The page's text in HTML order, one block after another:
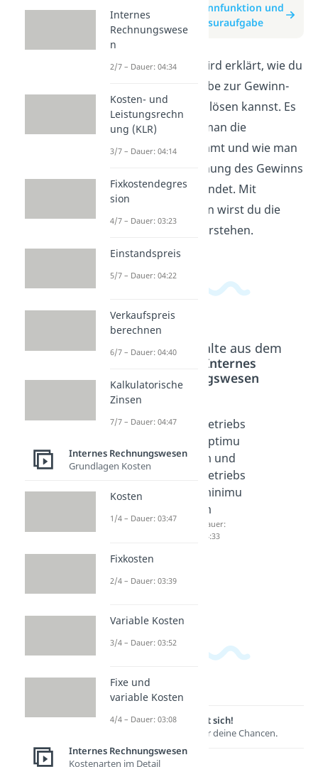
zum Beitrag: Gewinnfunktion und
Erlösfunktion Klausuraufgabe
In diesem Video wird erklärt, wie du
eine Klausuraufgabe zur Gewinn-
und Erlösfunktion lösen kannst. Es
wird gezeigt, wie man die
Funktionen bestimmt und wie man
sie für die Berechnung des Gewinns
und Erlöses verwendet. Mit
einfachen Schritten wirst du die
Aufgabe besser verstehen.
Beliebte Inhalte aus dem
Internes
Rechnungswesen
Kurzfris
Preisunt
e
04:05
Langfris
Preisunt
04:41
Betriebs
optimu
m und
Betriebs
minimu
m
Dauer:
04:33
Lernen lohnt sich!
Entdecke hier deine Chancen.
Internes
Rechnungswese
n
2/7 – Dauer: 04:34
Kosten- und
Leistungsrechn
ung (KLR)
3/7 – Dauer: 04:14
Fixkostendegres
sion
4/7 – Dauer: 03:23
Einstandspreis
5/7 – Dauer: 04:22
Verkaufspreis
berechnen
6/7 – Dauer: 04:40
Kalkulatorische
Zinsen
7/7 – Dauer: 04:47
Internes Rechnungswesen
Grundlagen Kosten
Kosten
1/4 – Dauer: 03:47
Fixkosten
2/4 – Dauer: 03:39
Variable Kosten
3/4 – Dauer: 03:52
Fixe und
variable Kosten
4/4 – Dauer: 03:08
Internes Rechnungswesen
Kostenarten im Detail